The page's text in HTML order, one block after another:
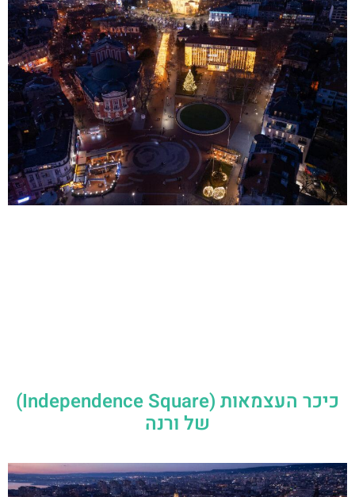
כיכר העצמאות (Independence Square)
של ורנה